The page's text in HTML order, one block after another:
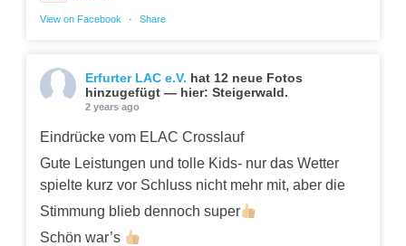
View on Facebook · Share
Erfurter LAC e.V. hat 12 neue Fotos
hinzugefügt — hier: Steigerwald.
2 years ago
Eindrücke vom ELAC Crosslauf
Gute Leistungen und tolle Kids- nur das Wetter
spielte kurz vor Schluss nicht mehr mit, aber die
Stimmung blieb dennoch super
Schön war’s